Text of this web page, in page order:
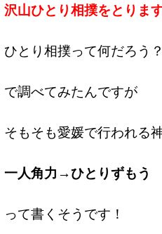
沢山ひとり相撲をとりま
ひとり相撲って何だろう？
で調べてみたんですが
そもそも愛媛で行われる
一人角力→ひとりずもう
って書くそうです！